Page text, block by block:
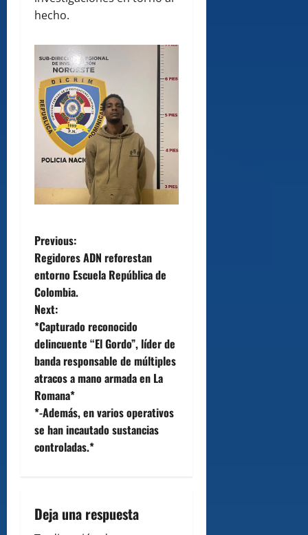
hecho.
P
o
s
t
n
a
v
i
a
Previous:
Regidores ADN reforestan
entorno Escuela República de
Colombia.
Next:
*Capturado reconocido
delincuente “El Gordo”, líder de
banda responsable de múltiples
atracos a mano armada en La
Romana*
*-Además, en varios operativos
se han incautado sustancias
controladas.*
Deja una respuesta